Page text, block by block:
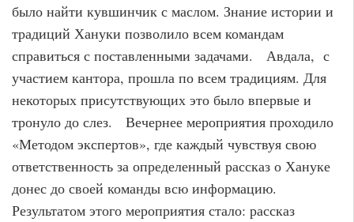
было найти кувшинчик с маслом. Знание истории и
традиций Хануки позволило всем командам
справиться с поставленными задачами. Авдала, с
участием кантора, прошла по всем традициям. Для
некоторых присутствующих это было впервые и
тронуло до слез. Вечернее мероприятия проходило
«Методом экспертов», где каждый чувствуя свою
ответственность за определенный рассказ о Хануке
донес до своей команды всю информацию.
Результатом этого мероприятия стало: рассказ